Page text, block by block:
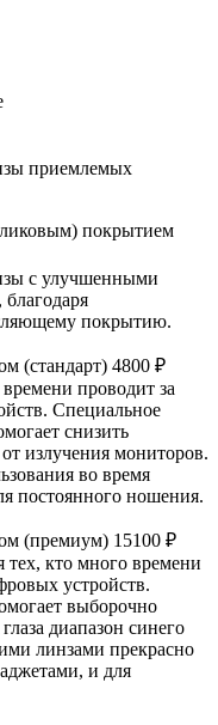
приемлемых
покрытием
с улучшенными
покрытию.
(стандарт) 4800 ₽
проводит за
Специальное
снизить
излучения мониторов.
во время
постоянного ношения.
(премиум) 15100 ₽
кто много времени
устройств.
выборочно
диапазон синего
линзами прекрасно
и для